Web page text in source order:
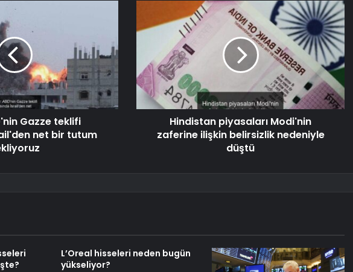
Gazze teklifi
net bir tutum
Hindistan piyasaları Modi'nin
zaferine ilişkin belirsizlik nedeniyle
düştü
L’Oreal hisseleri neden bugün
yükseliyor?